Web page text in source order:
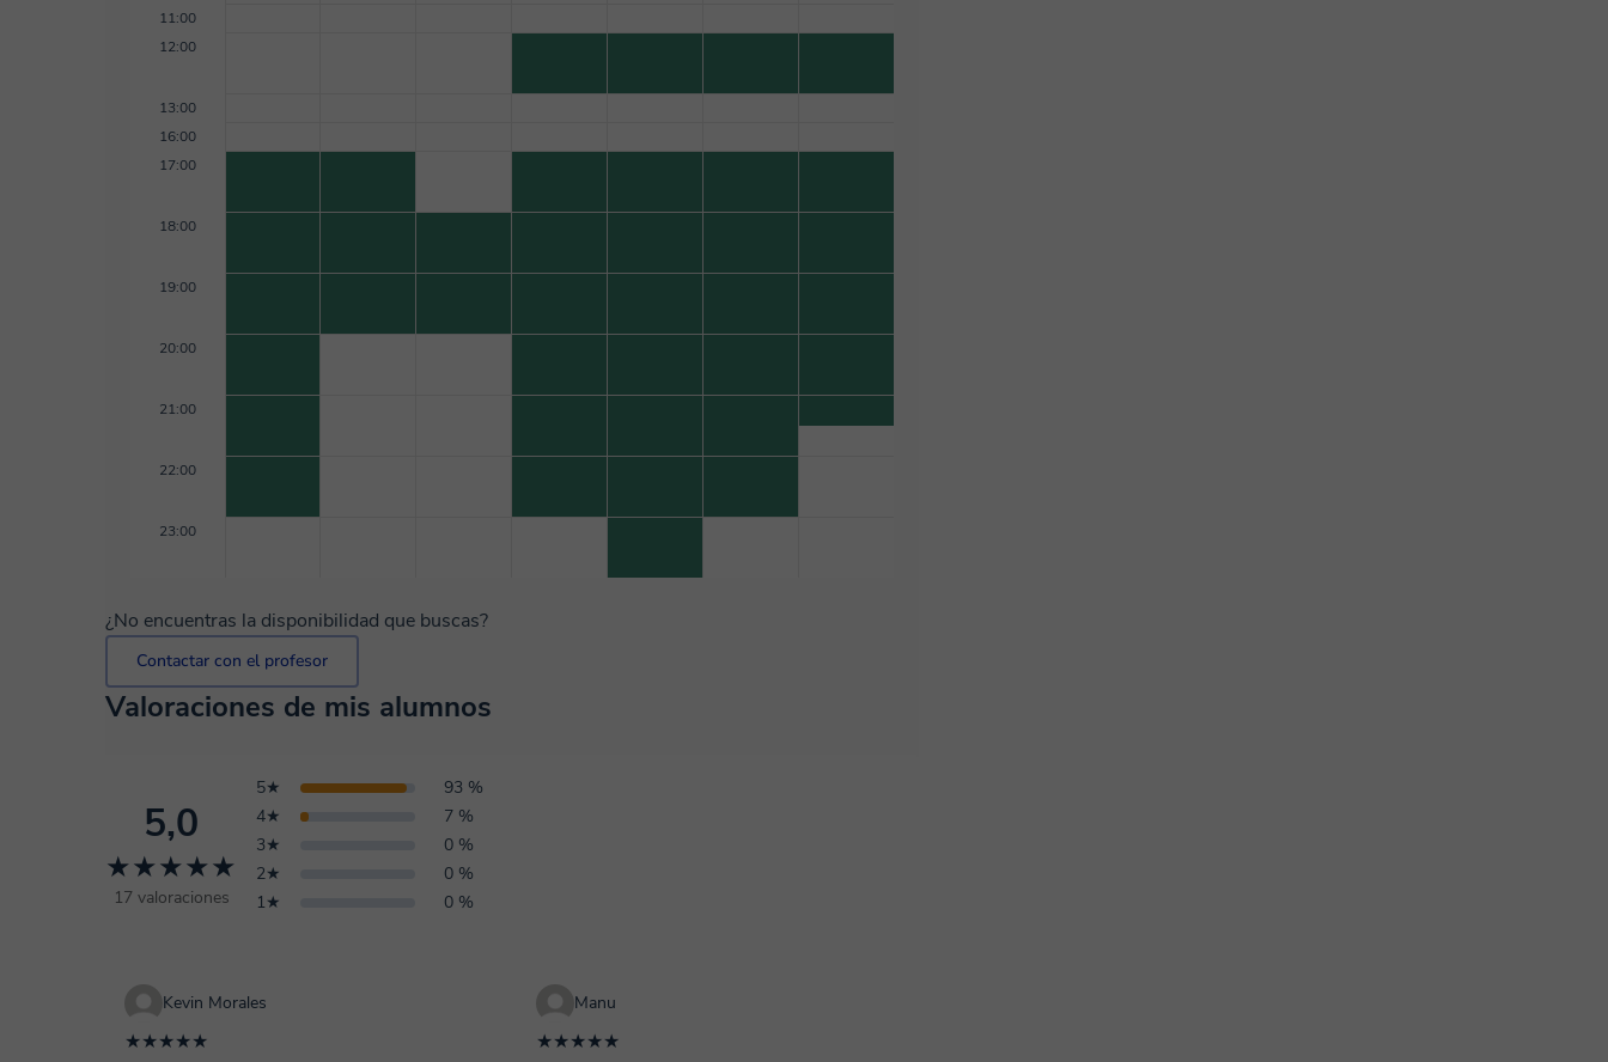
11:00
12:00
13:00
16:00
17:00
18:00
19:00
20:00
21:00
22:00
23:00
¿No encuentras la disponibilidad que buscas?
Contactar con el profesor
Valoraciones de mis alumnos
5,0
★★★★★
17 valoraciones
5★
93 %
4★
7 %
3★
0 %
2★
0 %
1★
0 %
Kevin Morales
★★★★★
Manu
★★★★★